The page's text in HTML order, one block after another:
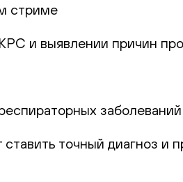
стриме
и выявлении причин
точный диагноз